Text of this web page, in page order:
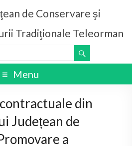
de Conservare şi
Tradiţionale Teleorman
Menu
din
Județean de
a